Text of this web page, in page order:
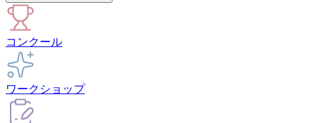
コンクール
ワークショップ